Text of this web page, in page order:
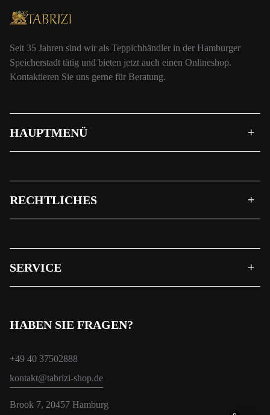
Seit 35 Jahren sind wir als Teppichhändler in der Hamburger
Speicherstadt tätig und bieten jetzt auch einen Onlineshop.
Kontaktieren Sie uns gerne für Beratung.
HAUPTMENÜ
RECHTLICHES
SERVICE
HABEN SIE FRAGEN?
+49 40 37502888
kontakt@tabrizi-shop.de
Brook 7, 20457 Hamburg